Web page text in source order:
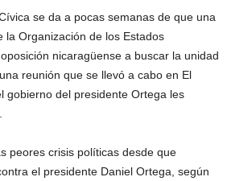
se da a pocas semanas de que una
la Organización de los Estados
nicaragüense a buscar la unidad
reunión que se llevó a cabo en El
gobierno del presidente Ortega les
peores crisis políticas desde que
el presidente Daniel Ortega, según